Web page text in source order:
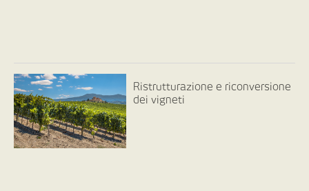
Ristrutturazione e riconversione
dei vigneti